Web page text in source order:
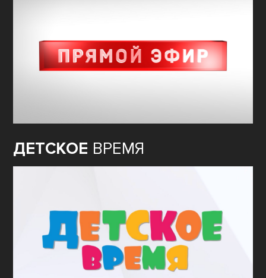
ДЕТСКОЕ ВРЕМЯ